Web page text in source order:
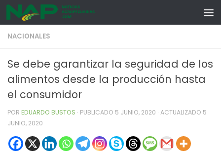
Skip to content
NACIONALES
Se debe garantizar la seguridad de los
alimentos desde la producción hasta
el consumidor
POR EDUARDO BUSTOS · PUBLICADO 5 JUNIO, 2020 · ACTUALIZADO 5
JUNIO, 2020